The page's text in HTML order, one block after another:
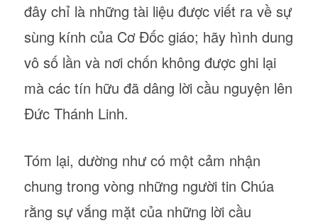
đây chỉ là những tài liệu được viết ra về sự
sùng kính của Cơ Đốc giáo; hãy hình dung
vô số lần và nơi chốn không được ghi lại
mà các tín hữu đã dâng lời cầu nguyện lên
Đức Thánh Linh.
Tóm lại, dường như có một cảm nhận
chung trong vòng những người tin Chúa
rằng sự vắng mặt của những lời cầu